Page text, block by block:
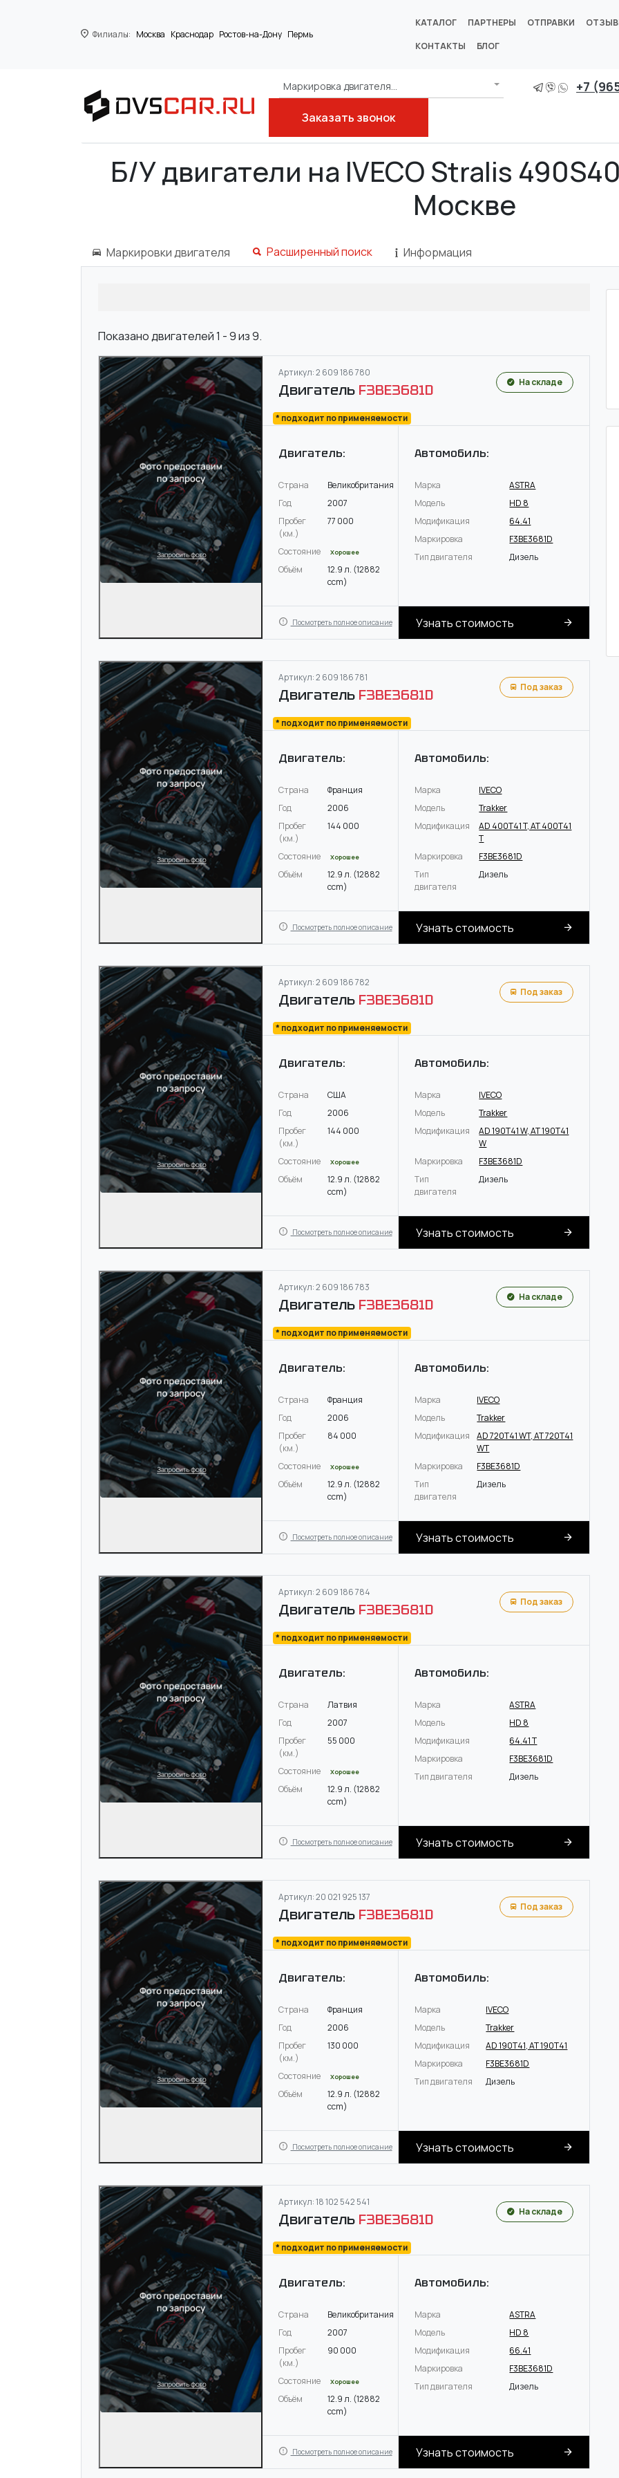
Филиалы: Москва Краснодар Ростов-на-Дону Пермь
КАТАЛОГ ПАРТНЕРЫ ОТПРАВКИ
КОНТАКТЫ
БЛОГ
Маркировка двигателя... +7
Заказать звонок
Главная
Б/У двигатели на IVECO Stralis
Москве
Маркировки двигателя Расширенный поиск Информация
Показано двигателей 1 - 9 из 9.
Артикул: 2 609 186 780
Двигатель F3BE3681D
* подходит по применяемости
На складе
Двигатель:
Страна
Великобритания
Год
2007
Пробег
(км.)
77 000
Состояние Хорошее
Объём
12.9 л. (12882
ccm)
Автомобиль:
Марка
ASTRA
Модель
HD 8
Модификация
64.41
Маркировка
F3BE3681D
Тип двигателя
Дизель
Посмотреть полное описание Узнать стоимость
Артикул: 2 609 186 781
Двигатель F3BE3681D
* подходит по применяемости
Под заказ
Двигатель:
Страна
Франция
Год
2006
Пробег
(км.)
144 000
Состояние Хорошее
Объём
12.9 л. (12882
ccm)
Автомобиль:
Марка
IVECO
Модель
Trakker
Модификация
AD 400T41 T, AT 400T41
T
Маркировка
F3BE3681D
Тип
двигателя
Дизель
Посмотреть полное описание Узнать стоимость
Артикул: 2 609 186 782
Двигатель F3BE3681D
* подходит по применяемости
Под заказ
Двигатель:
Страна
США
Год
2006
Пробег
(км.)
144 000
Состояние Хорошее
Объём
12.9 л. (12882
ccm)
Автомобиль:
Марка
IVECO
Модель
Trakker
Модификация
AD 190T41 W, AT 190T41
W
Маркировка
F3BE3681D
Тип
двигателя
Дизель
Посмотреть полное описание Узнать стоимость
Артикул: 2 609 186 783
Двигатель F3BE3681D
* подходит по применяемости
На складе
Двигатель:
Страна
Франция
Год
2006
Пробег
(км.)
84 000
Состояние Хорошее
Объём
12.9 л. (12882
ccm)
Автомобиль:
Марка
IVECO
Модель
Trakker
Модификация
AD 720T41 WT, AT 720T41
WT
Маркировка
F3BE3681D
Тип
двигателя
Дизель
Посмотреть полное описание Узнать стоимость
Артикул: 2 609 186 784
Двигатель F3BE3681D
* подходит по применяемости
Под заказ
Двигатель:
Страна
Латвия
Год
2007
Пробег
(км.)
55 000
Состояние Хорошее
Объём
12.9 л. (12882
ccm)
Автомобиль:
Марка
ASTRA
Модель
HD 8
Модификация
64.41 T
Маркировка
F3BE3681D
Тип двигателя
Дизель
Посмотреть полное описание Узнать стоимость
Артикул: 20 021 925 137
Двигатель F3BE3681D
* подходит по применяемости
Под заказ
Двигатель:
Страна
Франция
Год
2006
Пробег
(км.)
130 000
Состояние Хорошее
Объём
12.9 л. (12882
ccm)
Автомобиль:
Марка
IVECO
Модель
Trakker
Модификация
AD 190T41, AT 190T41
Маркировка
F3BE3681D
Тип двигателя
Дизель
Посмотреть полное описание Узнать стоимость
Артикул: 18 102 542 541
Двигатель F3BE3681D
* подходит по применяемости
На складе
Двигатель:
Страна
Великобритания
Год
2007
Пробег
(км.)
90 000
Состояние Хорошее
Объём
12.9 л. (12882
ccm)
Автомобиль:
Марка
ASTRA
Модель
HD 8
Модификация
66.41
Маркировка
F3BE3681D
Тип двигателя
Дизель
Посмотреть полное описание Узнать стоимость